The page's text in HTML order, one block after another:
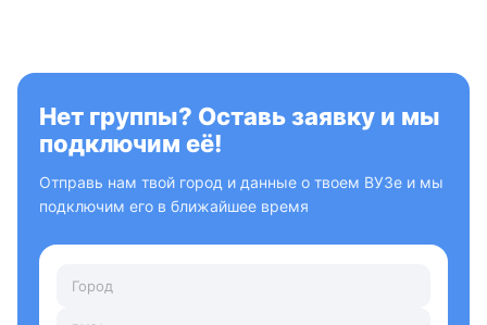
Нет группы? Оставь заявку и мы
подключим её!
Отправь нам твой город и данные о твоем ВУЗе и мы
подключим его в ближайшее время